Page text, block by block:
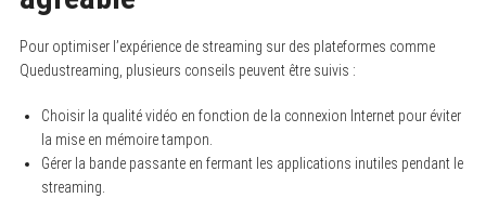
Pour optimiser l’expérience de streaming sur des plateformes comme
Quedustreaming, plusieurs conseils peuvent être suivis :
Choisir la qualité vidéo en fonction de la connexion Internet pour éviter
la mise en mémoire tampon.
Gérer la bande passante en fermant les applications inutiles pendant le
streaming.